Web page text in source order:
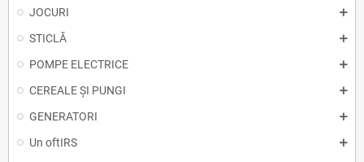
JOCURI
STICLĂ
POMPE ELECTRICE
CEREALE ȘI PUNGI
GENERATORI
Un oftIRS